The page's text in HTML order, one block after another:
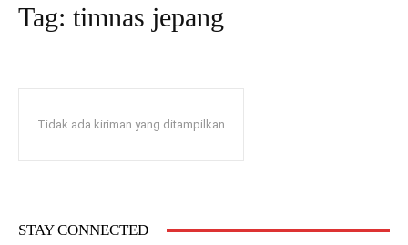
Tag: timnas jepang
Tidak ada kiriman yang ditampilkan
STAY CONNECTED